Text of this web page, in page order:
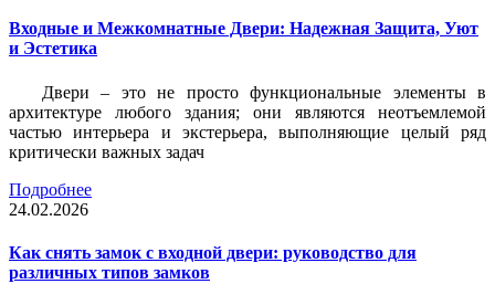
Входные и Межкомнатные Двери: Надежная Защита, Уют
и Эстетика
Двери – это не просто функциональные элементы в
архитектуре любого здания; они являются неотъемлемой
частью интерьера и экстерьера, выполняющие целый ряд
критически важных задач
Подробнее
24.02.2026
Как снять замок с входной двери: руководство для
различных типов замков